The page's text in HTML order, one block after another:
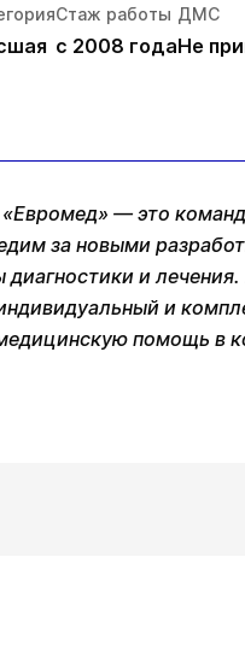
Стаж работы
с 2008 года
ДМС
Не
— это
за новыми
и
и
помощь в